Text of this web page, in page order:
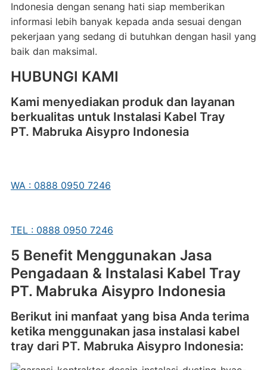
Indonesia dengan senang hati siap memberikan
informasi lebih banyak kepada anda sesuai dengan
pekerjaan yang sedang di butuhkan dengan hasil yang
baik dan maksimal.
HUBUNGI KAMI
Kami menyediakan produk dan layanan
berkualitas untuk Instalasi Kabel Tray
PT. Mabruka Aisypro Indonesia
WA : 0888 0950 7246
TEL : 0888 0950 7246
5 Benefit Menggunakan Jasa
Pengadaan & Instalasi Kabel Tray
PT. Mabruka Aisypro Indonesia
Berikut ini manfaat yang bisa Anda terima
ketika menggunakan jasa instalasi kabel
tray dari PT. Mabruka Aisypro Indonesia: